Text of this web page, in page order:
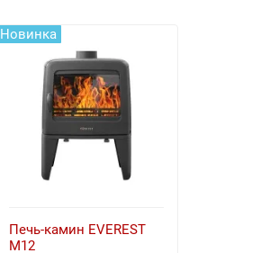
Новинка
Печь-камин EVEREST
M12